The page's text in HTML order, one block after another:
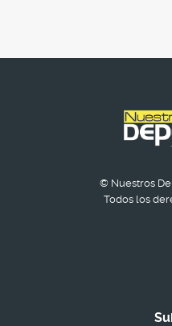
© Nuestros
Todos los